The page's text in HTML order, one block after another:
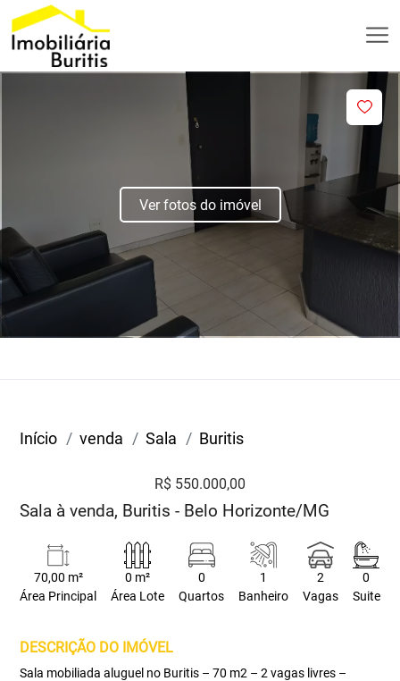
Ver fotos do imóvel
Início venda Sala Buritis
R$ 550.000,00
Sala à venda, Buritis - Belo Horizonte/MG
70,00 m²
Área Principal
0 m²
Área Lote
0
Quartos
1
Banheiro
2
Vagas
0
Suite
DESCRIÇÃO DO IMÓVEL
Sala mobiliada aluguel no Buritis – 70 m2 – 2 vagas livres –